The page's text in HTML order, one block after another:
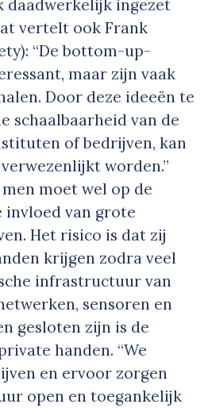
daadwerkelijk ingezet
vertelt ook Frank
“De bottom-up-
maar zijn vaak
Door deze ideeën te
schaalbaarheid van de
of bedrijven, kan
worden.”
moet wel op de
invloed van grote
Het risico is dat zij
krijgen zodra veel
infrastructuur van
sensoren en
gesloten zijn is de
handen. “We
en ervoor zorgen
open en toegankelijk